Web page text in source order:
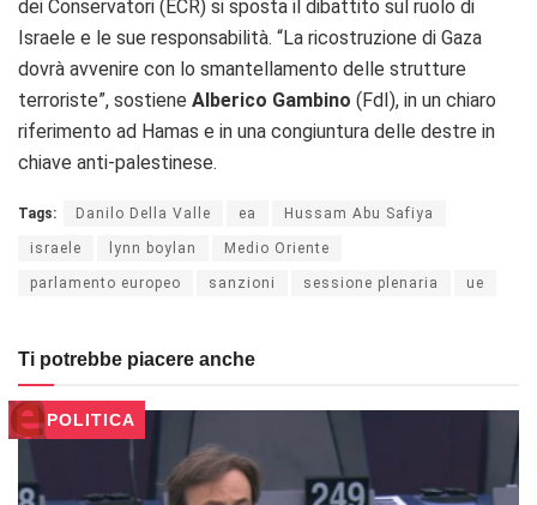
dei Conservatori (ECR) si sposta il dibattito sul ruolo di
Israele e le sue responsabilità. “La ricostruzione di Gaza
dovrà avvenire con lo smantellamento delle strutture
terroriste”, sostiene Alberico Gambino (FdI), in un chiaro
riferimento ad Hamas e in una congiuntura delle destre in
chiave anti-palestinese.
Tags: Danilo Della Valle ea Hussam Abu Safiya
israele lynn boylan Medio Oriente
parlamento europeo sanzioni sessione plenaria ue
Ti potrebbe piacere anche
POLITICA